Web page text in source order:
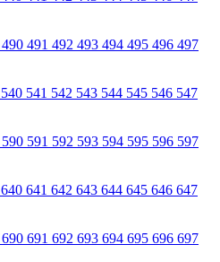
490 491 492 493 494 495 496 497
540 541 542 543 544 545 546 547
590 591 592 593 594 595 596 597
640 641 642 643 644 645 646 647
690 691 692 693 694 695 696 697